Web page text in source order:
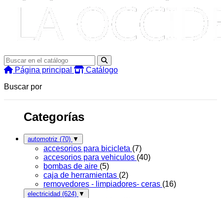
Página principal
Catálogo
Buscar por
Categorías
automotriz (70) ▼
accesorios para bicicleta (7)
accesorios para vehiculos (40)
bombas de aire (5)
caja de herramientas (2)
removedores - limpiadores- ceras (16)
electricidad (624) ▼